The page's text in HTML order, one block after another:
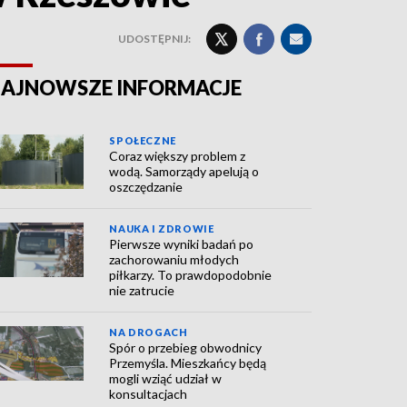
UDOSTĘPNIJ:
INFORMACJE
SPOŁECZNE
Coraz większy problem z
wodą. Samorządy apelują o
oszczędzanie
NAUKA I ZDROWIE
Pierwsze wyniki badań po
zachorowaniu młodych
piłkarzy. To prawdopodobnie
nie zatrucie
NA DROGACH
Spór o przebieg obwodnicy
Przemyśla. Mieszkańcy będą
mogli wziąć udział w
konsultacjach